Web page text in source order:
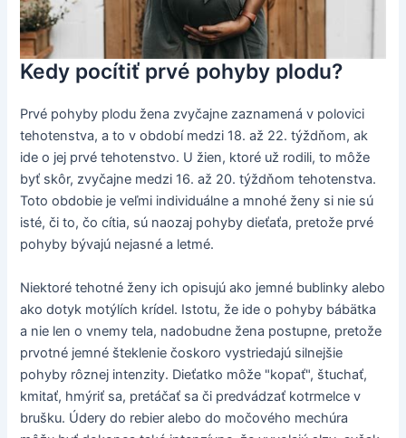
Kedy pocítiť prvé pohyby plodu?
Prvé pohyby plodu žena zvyčajne zaznamená v polovici
tehotenstva, a to v období medzi 18. až 22. týždňom, ak
ide o jej prvé tehotenstvo. U žien, ktoré už rodili, to môže
byť skôr, zvyčajne medzi 16. až 20. týždňom tehotenstva.
Toto obdobie je veľmi individuálne a mnohé ženy si nie sú
isté, či to, čo cítia, sú naozaj pohyby dieťaťa, pretože prvé
pohyby bývajú nejasné a letmé.
Niektoré tehotné ženy ich opisujú ako jemné bublinky alebo
ako dotyk motýlích krídel. Istotu, že ide o pohyby bábätka
a nie len o vnemy tela, nadobudne žena postupne, pretože
prvotné jemné šteklenie čoskoro vystriedajú silnejšie
pohyby rôznej intenzity. Dieťatko môže "kopať", štuchať,
kmitať, hmýriť sa, pretáčať sa či predvádzať kotrmelce v
brušku. Údery do rebier alebo do močového mechúra